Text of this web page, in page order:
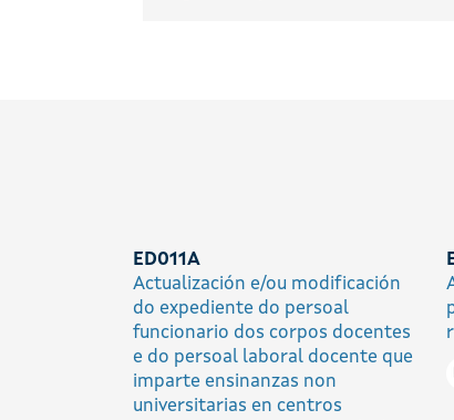
ED011A
Actualización e/ou modificación
do expediente do persoal
funcionario dos corpos docentes
e do persoal laboral docente que
imparte ensinanzas non
universitarias en centros